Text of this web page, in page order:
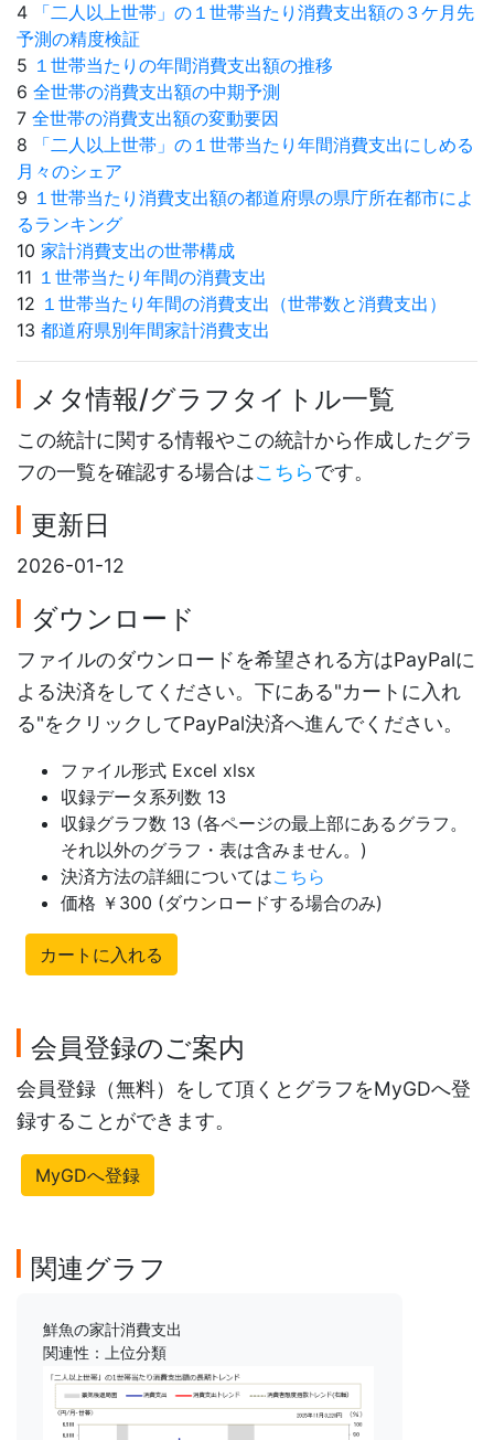
4
「二人以上世帯」の１世帯当たり消費支出額の３ケ月先
予測の精度検証
5 １世帯当たりの年間消費支出額の推移
6 全世帯の消費支出額の中期予測
7 全世帯の消費支出額の変動要因
8
「二人以上世帯」の１世帯当たり年間消費支出にしめる
月々のシェア
9 １世帯当たり消費支出額の都道府県の県庁所在都市によ
るランキング
10 家計消費支出の世帯構成
11 １世帯当たり年間の消費支出
12 １世帯当たり年間の消費支出（世帯数と消費支出）
13 都道府県別年間家計消費支出
メタ情報/グラフタイトル一覧
この統計に関する情報やこの統計から作成したグラ
フの一覧を確認する場合はこちらです。
更新日
2026-01-12
ダウンロード
ファイルのダウンロードを希望される方はPayPalに
よる決済をしてください。下にある"カートに入れ
る"をクリックしてPayPal決済へ進んでください。
ファイル形式 Excel xlsx
収録データ系列数 13
収録グラフ数 13 (各ページの最上部にあるグラフ。
それ以外のグラフ・表は含みません。)
決済方法の詳細についてはこちら
価格 ￥300 (ダウンロードする場合のみ)
カートに入れる
会員登録のご案内
会員登録（無料）をして頂くとグラフをMyGDへ登
録することができます。
MyGDへ登録
関連グラフ
鮮魚の家計消費支出
関連性：上位分類